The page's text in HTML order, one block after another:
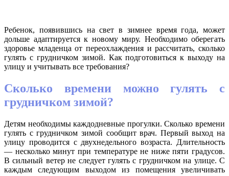
Ребенок, появившись на свет в зимнее время года, может
дольше адаптируется к новому миру. Необходимо оберегать
здоровье младенца от переохлаждения и рассчитать, сколько
гулять с грудничком зимой. Как подготовиться к выходу на
улицу и учитывать все требования?
Сколько времени можно гулять с
грудничком зимой?
Детям необходимы каждодневные прогулки. Сколько времени
гулять с грудничком зимой сообщит врач. Первый выход на
улицу проводится с двухнедельного возраста. Длительность
— несколько минут при температуре не ниже пяти градусов.
В сильный ветер не следует гулять с грудничком на улице. С
каждым следующим выходом из помещения увеличивать